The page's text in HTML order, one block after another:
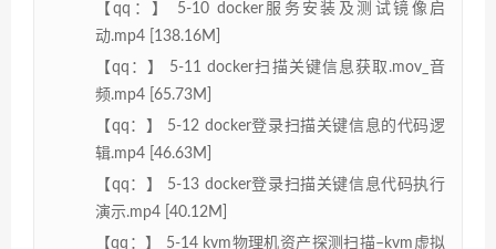
【qq：】 5-10 docker服务安装及测试镜像启
动.mp4 [138.16M]
【qq：】 5-11 docker扫描关键信息获取.mov_音
频.mp4 [65.73M]
【qq：】 5-12 docker登录扫描关键信息的代码逻
辑.mp4 [46.63M]
【qq：】 5-13 docker登录扫描关键信息代码执行
演示.mp4 [40.12M]
【qq：】 5-14 kvm物理机资产探测扫描–kvm虚拟